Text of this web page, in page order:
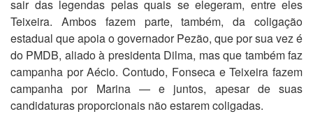
sair das legendas pelas quais se elegeram, entre eles
Teixeira. Ambos fazem parte, também, da coligação
estadual que apoia o governador Pezão, que por sua vez é
do PMDB, aliado à presidenta Dilma, mas que também faz
campanha por Aécio. Contudo, Fonseca e Teixeira fazem
campanha por Marina — e juntos, apesar de suas
candidaturas proporcionais não estarem coligadas.